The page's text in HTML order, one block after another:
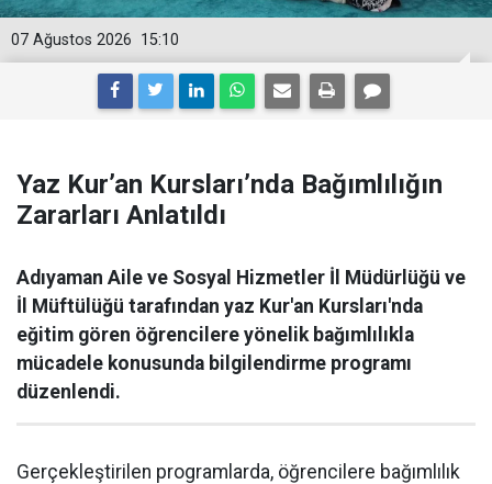
15:10
07 Ağustos 2026
Yaz Kur’an Kursları’nda Bağımlılığın
Zararları Anlatıldı
Adıyaman Aile ve Sosyal Hizmetler İl Müdürlüğü ve
İl Müftülüğü tarafından yaz Kur'an Kursları'nda
eğitim gören öğrencilere yönelik bağımlılıkla
mücadele konusunda bilgilendirme programı
düzenlendi.
Gerçekleştirilen programlarda, öğrencilere bağımlılık